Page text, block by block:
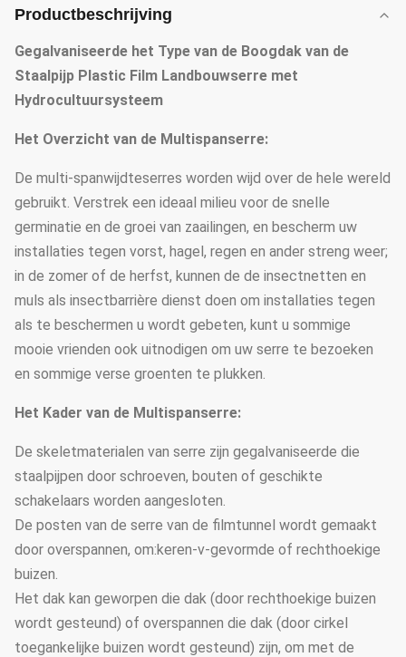
Productbeschrijving
Gegalvaniseerde het Type van de Boogdak van de
Staalpijp Plastic Film Landbouwserre met
Hydrocultuursysteem
Het Overzicht van de Multispanserre:
De multi-spanwijdteserres worden wijd over de hele wereld
gebruikt. Verstrek een ideaal milieu voor de snelle
germinatie en de groei van zaailingen, en bescherm uw
installaties tegen vorst, hagel, regen en ander streng weer;
in de zomer of de herfst, kunnen de de insectnetten en
muls als insectbarrière dienst doen om installaties tegen
als te beschermen u wordt gebeten, kunt u sommige
mooie vrienden ook uitnodigen om uw serre te bezoeken
en sommige verse groenten te plukken.
Het Kader van de Multispanserre:
De skeletmaterialen van serre zijn gegalvaniseerde die
staalpijpen door schroeven, bouten of geschikte
schakelaars worden aangesloten.
De posten van de serre van de filmtunnel wordt gemaakt
door overspannen, om:keren-v-gevormde of rechthoekige
buizen.
Het dak kan geworpen die dak (door rechthoekige buizen
wordt gesteund) of overspannen die dak (door cirkel
toegankelijke buizen wordt gesteund) zijn, om met de